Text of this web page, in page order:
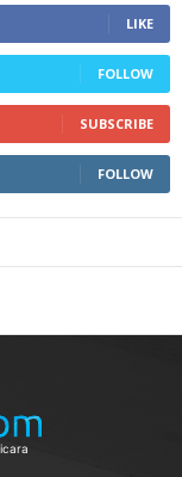
LIKE
FOLLOW
SUBSCRIBE
FOLLOW